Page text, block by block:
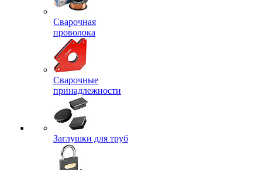
Сварочная
проволока
Сварочные
принадлежности
Заглушки для труб